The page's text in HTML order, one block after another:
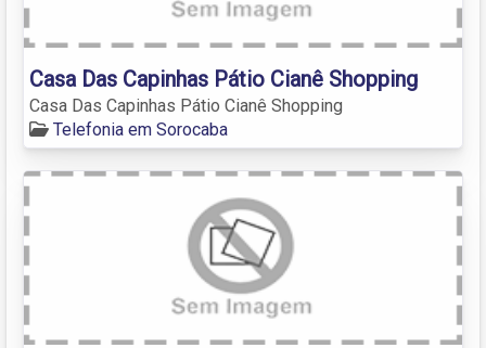
Casa Das Capinhas Pátio Cianê Shopping
Casa Das Capinhas Pátio Cianê Shopping
Telefonia em Sorocaba